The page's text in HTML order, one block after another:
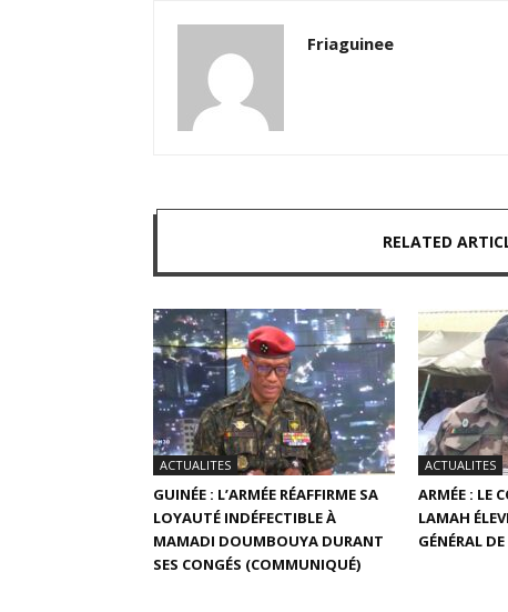
Friaguinee
RELATED
ACTUALITES
GUINÉE : L’ARMÉE RÉAFFIRME SA
LOYAUTÉ INDÉFECTIBLE À
MAMADI DOUMBOUYA DURANT
SES CONGÉS (COMMUNIQUÉ)
ACTUALITES
ARMÉE : LE
LAMAH
GÉNÉRAL